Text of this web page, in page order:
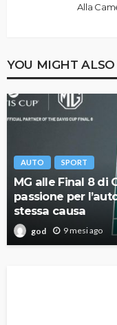
Alla
YOU MIGHT
AUTO SPORT
MG alle Final 8 di
passione per
stessa causa
god 9 mesi ago